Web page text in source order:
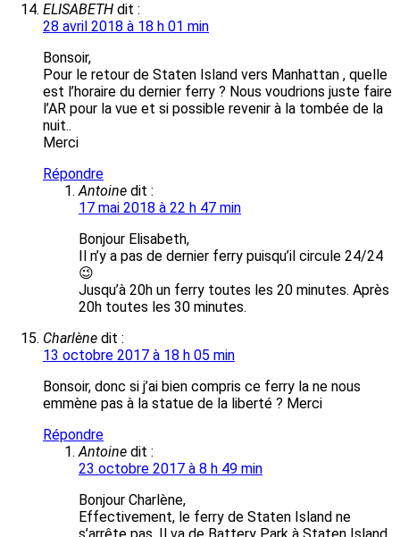
ELISABETH dit :
28 avril 2018 à 18 h 01 min
Bonsoir,
Pour le retour de Staten Island vers Manhattan , quelle
est l’horaire du dernier ferry ? Nous voudrions juste faire
l’AR pour la vue et si possible revenir à la tombée de la
nuit..
Merci
Répondre
Antoine dit :
17 mai 2018 à 22 h 47 min
Bonjour Elisabeth,
Il n’y a pas de dernier ferry puisqu’il circule 24/24
😉
Jusqu’à 20h un ferry toutes les 20 minutes. Après
20h toutes les 30 minutes.
Charlène dit :
13 octobre 2017 à 18 h 05 min
Bonsoir, donc si j’ai bien compris ce ferry la ne nous
emmène pas à la statue de la liberté ? Merci
Répondre
Antoine dit :
23 octobre 2017 à 8 h 49 min
Bonjour Charlène,
Effectivement, le ferry de Staten Island ne